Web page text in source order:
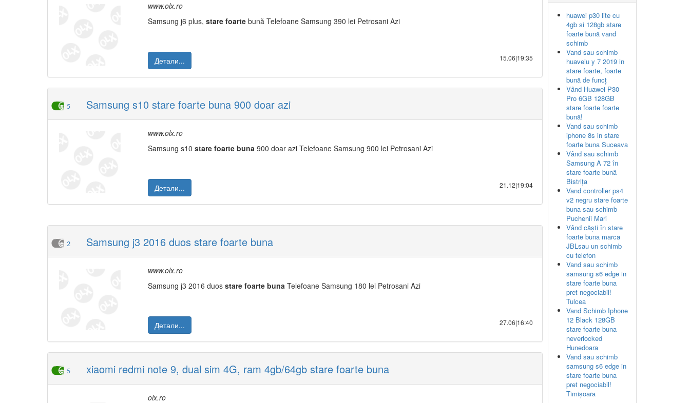
www.olx.ro
Samsung j6 plus, stare foarte bună Telefoane Samsung 390 lei Petrosani Azi
Детали... 15.06|19:35
5 Samsung s10 stare foarte buna 900 doar azi
www.olx.ro
Samsung s10 stare foarte buna 900 doar azi Telefoane Samsung 900 lei Petrosani Azi
Детали... 21.12|19:04
2 Samsung j3 2016 duos stare foarte buna
www.olx.ro
Samsung j3 2016 duos stare foarte buna Telefoane Samsung 180 lei Petrosani Azi
Детали... 27.06|16:40
5 xiaomi redmi note 9, dual sim 4G, ram 4gb/64gb stare foarte buna
olx.ro
huawei p30 lite cu
4gb si 128gb stare
foarte bună vand
schimb
Vand sau schimb
huaveiu y 7 2019 in
stare foarte, foarte
bună de funcț
Vând Huawei P30
Pro 6GB 128GB
stare foarte foarte
bună!
Vand sau schimb
iphone 8s in stare
foarte buna Suceava
Vând sau schimb
Samsung A 72 în
stare foarte bună
Bistrița
Vand controller ps4
v2 negru stare foarte
buna sau schimb
Puchenii Mari
Vând căști în stare
foarte buna marca
JBLsau un schimb
cu telefon
Vand sau schimb
samsung s6 edge in
stare foarte buna
pret negociabil!
Tulcea
Vand Schimb Iphone
12 Black 128GB
stare foarte buna
neverlocked
Hunedoara
Vand sau schimb
samsung s6 edge in
stare foarte buna
pret negociabil!
Timișoara